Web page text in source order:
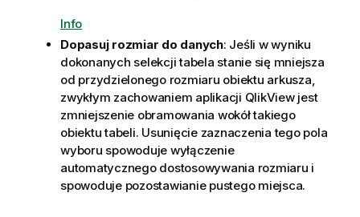
Info
Dopasuj rozmiar do danych: Jeśli w wyniku
dokonanych selekcji tabela stanie się mniejsza
od przydzielonego rozmiaru obiektu arkusza,
zwykłym zachowaniem aplikacji QlikView jest
zmniejszenie obramowania wokół takiego
obiektu tabeli. Usunięcie zaznaczenia tego pola
wyboru spowoduje wyłączenie
automatycznego dostosowywania rozmiaru i
spowoduje pozostawianie pustego miejsca.